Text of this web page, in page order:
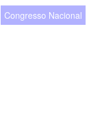
Congresso Nacional